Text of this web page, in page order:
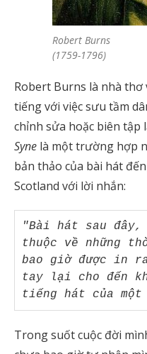
Robert Burns
(1759-1796)
Robert Burns là nhà thơ
tiếng với việc sưu tầm
chỉnh sửa hoặc biên tập
Syne là một trường hợp
bản thảo của bài hát
Scotland với lời nhắn:
"Bài hát sau
thuộc về những
bao giờ được in
tay lại cho đến
tiếng hát của
Trong suốt cuộc đời